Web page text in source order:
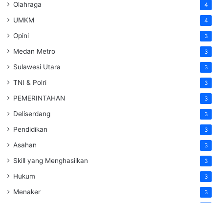
Olahraga 4
UMKM 4
Opini 3
Medan Metro 3
Sulawesi Utara 3
TNI & Polri 3
PEMERINTAHAN 3
Deliserdang 3
Pendidikan 3
Asahan 3
Skill yang Menghasilkan 3
Hukum 3
Menaker 3